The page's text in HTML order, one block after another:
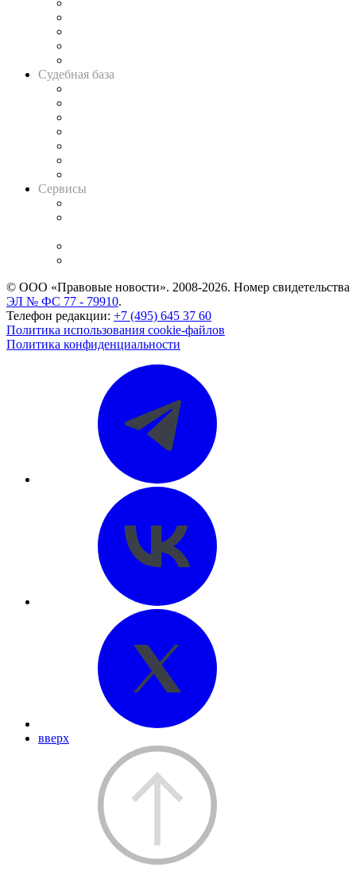
Судебная база
Сервисы
© ООО «Правовые новости». 2008-2026. Номер свидетельства
ЭЛ № ФС 77 - 79910.
Телефон редакции: +7 (495) 645 37 60
Политика использования cookie-файлов
Политика конфиденциальности
вверх